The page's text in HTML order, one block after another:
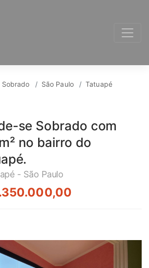
para
Sobrado São Paulo
Tatuapé
se Sobrado com
no bairro do
- São Paulo